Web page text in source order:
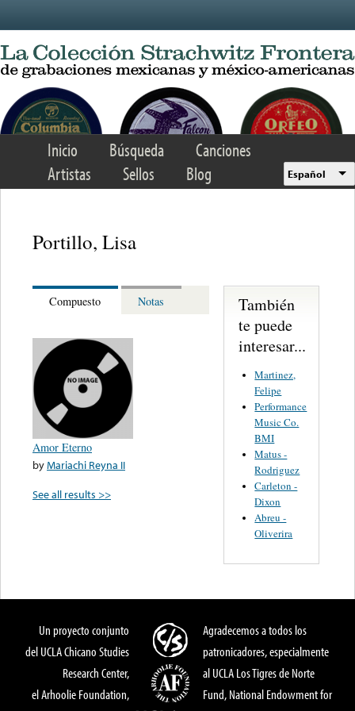
Inicio Búsqueda
Canciones
Artistas
Sellos Blog Español
Portillo, Lisa
Compuesto Notas
Amor Eterno
byMariachi Reyna II
See all results >>
También
te puede
interesar...
Martinez,
Felipe
Performance
Music Co.
BMI
Matus -
Rodriguez
Carleton -
Dixon
Abreu -
Oliverira
Un proyecto conjunto
del UCLA Chicano Studies
Research Center,
el Arhoolie Foundation,
Agradecemos a todos los
patronicadores, especialmente
al UCLA Los Tigres de Norte
Fund, National Endowment for